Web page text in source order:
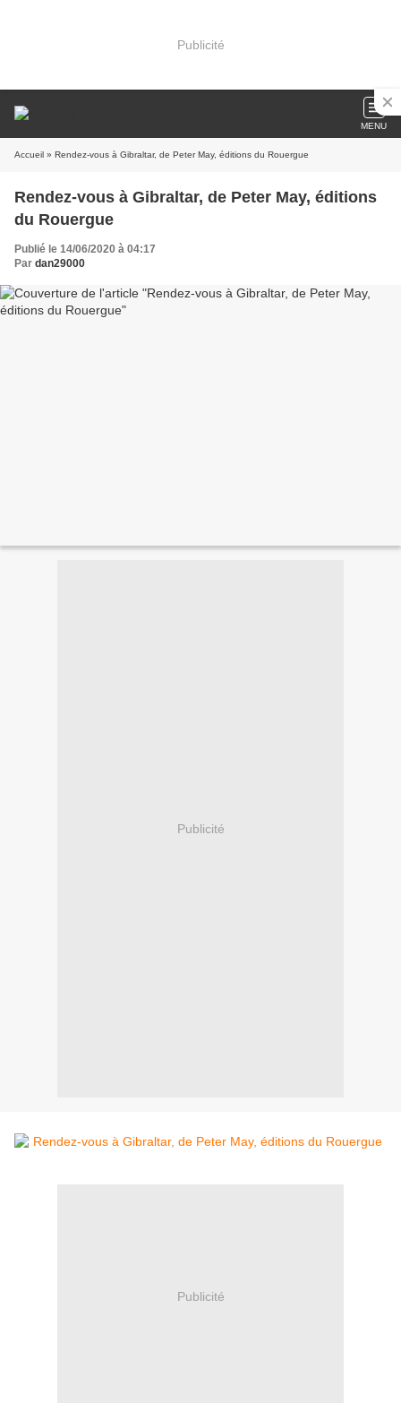
Publicité
MENU
Accueil » Rendez-vous à Gibraltar, de Peter May, éditions du Rouergue
Rendez-vous à Gibraltar, de Peter May, éditions
du Rouergue
Publié le 14/06/2020 à 04:17
Par dan29000
Publicité
Publicité